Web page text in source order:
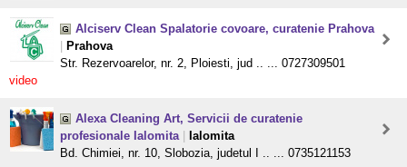
Alciserv Clean Spalatorie covoare, curatenie Prahova
Prahova
Str. Rezervoarelor, nr. 2, Ploiesti, jud .. ... 0727309501
video
Alexa Cleaning Art, Servicii de curatenie
profesionale Ialomita
Ialomita
Bd. Chimiei, nr. 10, Slobozia, judetul I .. ... 0735121153